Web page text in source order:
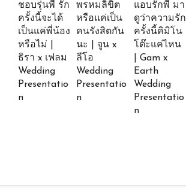
ชอบรุ่นพี่ รัก
ครั้งนี้จะได้
เป็นแค่พี่น้อง
หรือไม่ |
ธิรา x เฟลม
Wedding
Presentatio
n
พรหมลิขิต
หรือแค่เป็น
คนรังสิตกัน
นะ | จูน x
ลีโอ
Wedding
Presentatio
n
แอบรักพี่ มา
ดูว่าความรัก
ครั้งนี้คิมิโน
โต๊ะแค่ไหน
| Gam x
Earth
Wedding
Presentatio
n